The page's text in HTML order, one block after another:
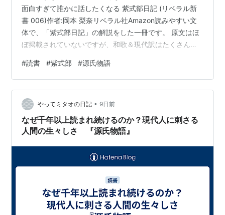
面白すぎて誰かに話したくなる 紫式部日記 (リベラル新
書 006)作者:岡本 梨奈リベラル社Amazon読みやすい文
体で、「紫式部日記」の解説をした一冊です。 原文はほ
ぼ掲載されていないですが、和歌＆現代訳はたくさん収
も良いですね！ すぐ忘れちゃうから…。著者は講師をや
ってらっしゃるみたいですが、専門の研究者というわけ
ではなさそう。 だからなのか、結構自由に「妄想する
と」「和歌の意訳、私はこうです」と述べられていて、
読んでいるこちらも「その視点アリですな！」と解釈を
広げやすい。構成もわかりや…
#読書 #紫式部 #源氏物語
やってミタオの日記 • 9日前
なぜ千年以上読まれ続けるのか？現代人に刺さる
人間の生々しさ 『源氏物語』